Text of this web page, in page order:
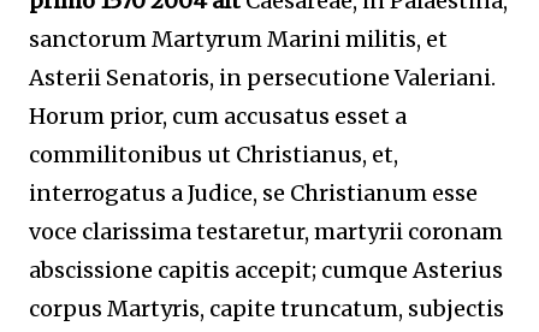
sanctorum Martyrum Marini militis, et
Asterii Senatoris, in persecutione Valeriani.
Horum prior, cum accusatus esset a
commilitonibus ut Christianus, et,
interrogatus a Judice, se Christianum esse
voce clarissima testaretur, martyrii coronam
abscissione capitis accepit; cumque Asterius
corpus Martyris, capite truncatum, subjectis